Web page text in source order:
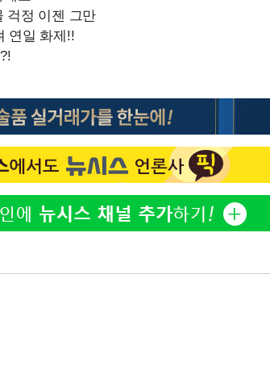
'5승 2무'
감
에 마쳐
40도
본부장 기소
재개"
구협회
징계 절차 개시
총액
1
2